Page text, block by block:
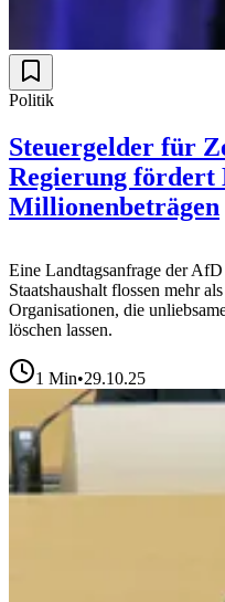
Politik
Steuergelder für
Regierung
Millionenbeträgen
Eine Landtagsanfrage der
Staatshaushalt flossen mehr
Organisationen, die
löschen lassen.
1 Min•29.10.25